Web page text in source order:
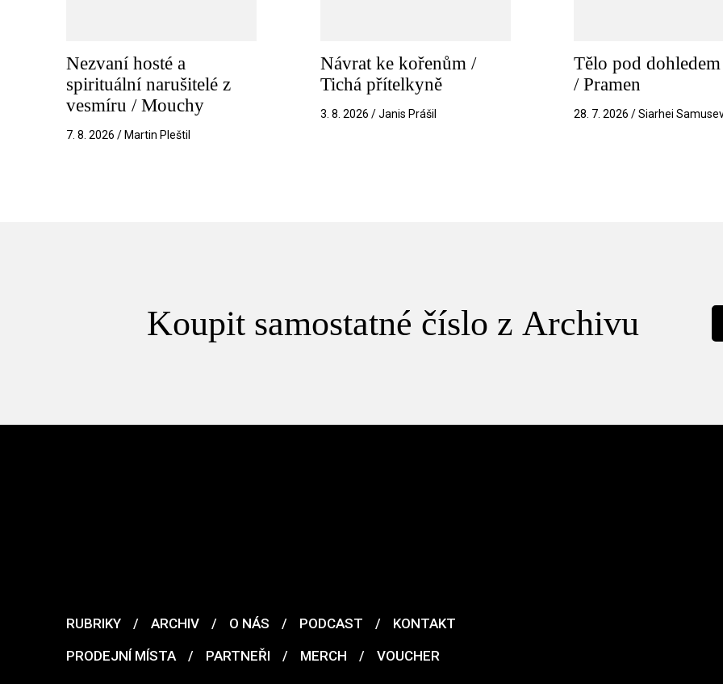
Nezvaní hosté a
spirituální narušitelé z
vesmíru / Mouchy
7. 8. 2026 / Martin Pleštil
Návrat ke kořenům /
Tichá přítelkyně
3. 8. 2026 / Janis Prášil
Tělo pod
/ Pramen
28. 7. 2026 / Siarhei
Koupit samostatné číslo z Archivu
RUBRIKY / ARCHIV / O NÁS / PODCAST /
KONTAKT
PRODEJNÍ MÍSTA
/ PARTNEŘI / MERCH / VOUCHER